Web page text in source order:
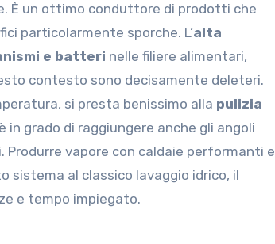
È un ottimo conduttore di prodotti che
particolarmente sporche. L’alta
e batteri nelle filiere alimentari,
contesto sono decisamente deleteri.
si presta benissimo alla pulizia
grado di raggiungere anche gli angoli
Produrre vapore con caldaie performanti e
sistema al classico lavaggio idrico, il
e tempo impiegato.